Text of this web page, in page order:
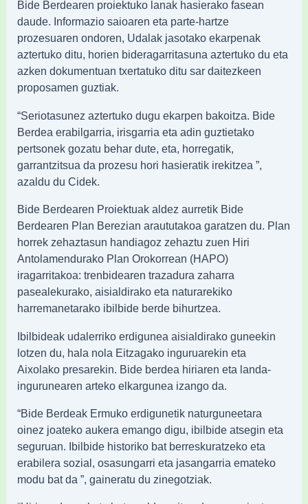
Bide Berdearen proiektuko lanak hasierako fasean
daude. Informazio saioaren eta parte-hartze
prozesuaren ondoren, Udalak jasotako ekarpenak
aztertuko ditu, horien bideragarritasuna aztertuko du eta
azken dokumentuan txertatuko ditu sar daitezkeen
proposamen guztiak.
“Seriotasunez aztertuko dugu ekarpen bakoitza. Bide
Berdea erabilgarria, irisgarria eta adin guztietako
pertsonek gozatu behar dute, eta, horregatik,
garrantzitsua da prozesu hori hasieratik irekitzea ”,
azaldu du Cidek.
Bide Berdearen Proiektuak aldez aurretik Bide
Berdearen Plan Berezian araututakoa garatzen du. Plan
horrek zehaztasun handiagoz zehaztu zuen Hiri
Antolamendurako Plan Orokorrean (HAPO)
iragarritakoa: trenbidearen trazadura zaharra
pasealekurako, aisialdirako eta naturarekiko
harremanetarako ibilbide berde bihurtzea.
Ibilbideak udalerriko erdigunea aisialdirako guneekin
lotzen du, hala nola Eitzagako inguruarekin eta
Aixolako presarekin. Bide berdea hiriaren eta landa-
ingurunearen arteko elkargunea izango da.
“Bide Berdeak Ermuko erdigunetik naturguneetara
oinez joateko aukera emango digu, ibilbide atsegin eta
seguruan. Ibilbide historiko bat berreskuratzeko eta
erabilera sozial, osasungarri eta jasangarria emateko
modu bat da ”, gaineratu du zinegotziak.